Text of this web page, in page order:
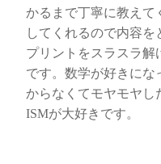
かるまで丁寧に教えて
してくれるので内容
プリントをスラスラ解
です。数学が好きにな
からなくてモヤモヤし
ISMが大好きです。